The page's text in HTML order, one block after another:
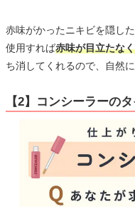
赤味がかったニキビを隠し
使用すれば赤味が目立たな
ち消してくれるので、自然に
【2】コンシーラーの